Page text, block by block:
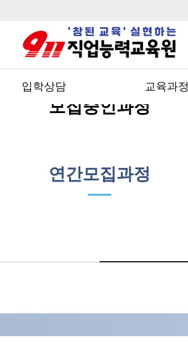
입학상담 교육과정
모집중인과정
연간모집과정